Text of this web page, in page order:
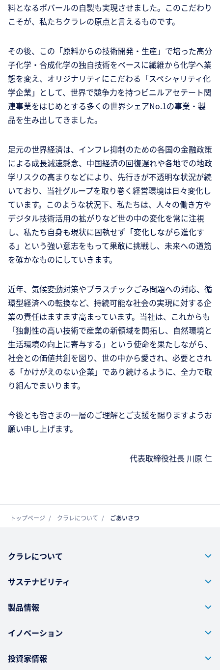
料となるポバールの自製も実現させました。このこだわり
こそが、私たちクラレの原点と言えるものです。
その後、この「原料からの技術開発・生産」で培った高分
子化学・合成化学の独自技術をベースに繊維から化学へ業
態を変え、オリジナリティにこだわる「スペシャリティ化
学企業」として、世界で競争力を持つビニルアセテート関
連事業をはじめとする多くの世界シェアNo.1の事業・製
品を生み出してきました。
足元の世界経済は、インフレ抑制のための各国の金融政策
による成長減速懸念、中国経済の回復遅れや各地での地政
学リスクの高まりなどにより、先行きが不透明な状況が続
いており、当社グループを取り巻く経営環境は日々変化し
ています。このような状況下、私たちは、人々の働き方や
デジタル技術活用の拡がりなど世の中の変化を常に注視
し、私たち自身も現状に固執せず「変化しながら進化す
る」という強い意志をもって果敢に挑戦し、未来への道筋
を確かなものにしていきます。
近年、気候変動対策やプラスチックごみ問題への対応、循
環型経済への転換など、持続可能な社会の実現に対する企
業の責任はますます高まっています。当社は、これからも
「独創性の高い技術で産業の新領域を開拓し、自然環境と
生活環境の向上に寄与する」という使命を果たしながら、
社会との価値共創を図り、世の中から愛され、必要とされ
る「かけがえのない企業」であり続けるように、全力で取
り組んでまいります。
今後とも皆さまの一層のご理解とご支援を賜りますようお
願い申し上げます。
代表取締役社長 川原 仁
トップページ クラレについて ごあいさつ
クラレについて
サステナビリティ
製品情報
イノベーション
投資家情報